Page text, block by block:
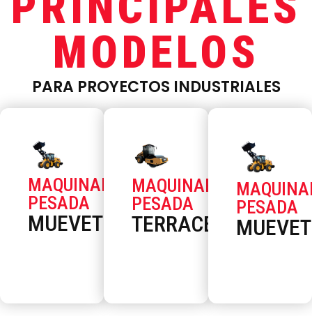
MODELOS
PARA PROYECTOS INDUSTRIALES
MAQUINARIA
PESADA
MUEVETIERRAS
MAQUINARIA
PESADA
TERRACERÍAS
PESADA